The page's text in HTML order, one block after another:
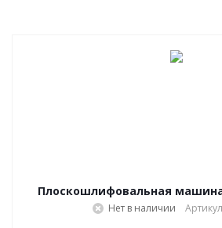
Плоскошлифовальная машина
Нет в наличии